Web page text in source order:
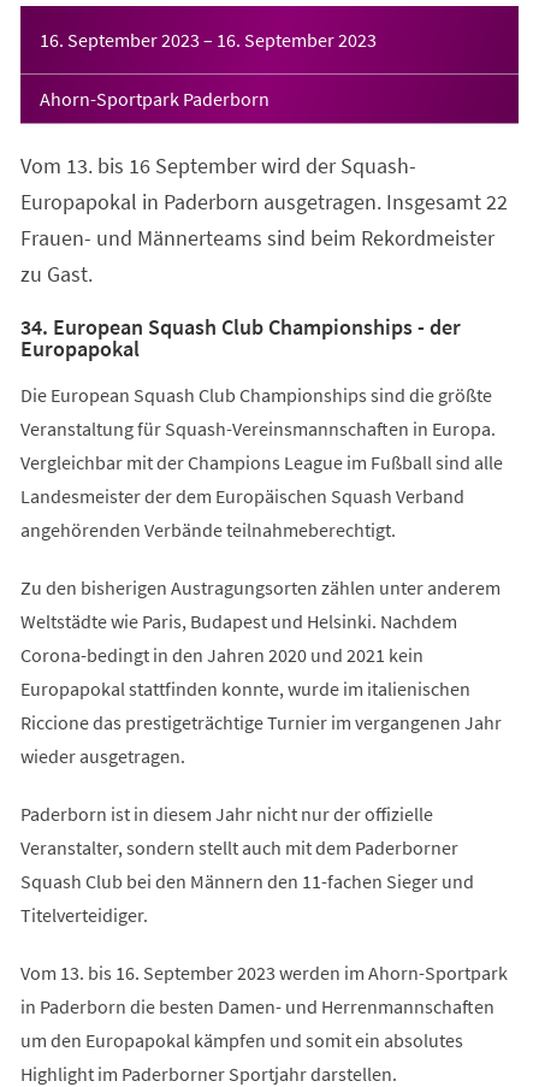
16. September 2023 – 16. September 2023
Ahorn-Sportpark Paderborn
Vom 13. bis 16 September wird der Squash-
Europapokal in Paderborn ausgetragen. Insgesamt 22
Frauen- und Männerteams sind beim Rekordmeister
zu Gast.
34. European Squash Club Championships - der
Europapokal
Die European Squash Club Championships sind die größte
Veranstaltung für Squash-Vereinsmannschaften in Europa.
Vergleichbar mit der Champions League im Fußball sind alle
Landesmeister der dem Europäischen Squash Verband
angehörenden Verbände teilnahmeberechtigt.
Zu den bisherigen Austragungsorten zählen unter anderem
Weltstädte wie Paris, Budapest und Helsinki. Nachdem
Corona-bedingt in den Jahren 2020 und 2021 kein
Europapokal stattfinden konnte, wurde im italienischen
Riccione das prestigeträchtige Turnier im vergangenen Jahr
wieder ausgetragen.
Paderborn ist in diesem Jahr nicht nur der offizielle
Veranstalter, sondern stellt auch mit dem Paderborner
Squash Club bei den Männern den 11-fachen Sieger und
Titelverteidiger.
Vom 13. bis 16. September 2023 werden im Ahorn-Sportpark
in Paderborn die besten Damen- und Herrenmannschaften
um den Europapokal kämpfen und somit ein absolutes
Highlight im Paderborner Sportjahr darstellen.